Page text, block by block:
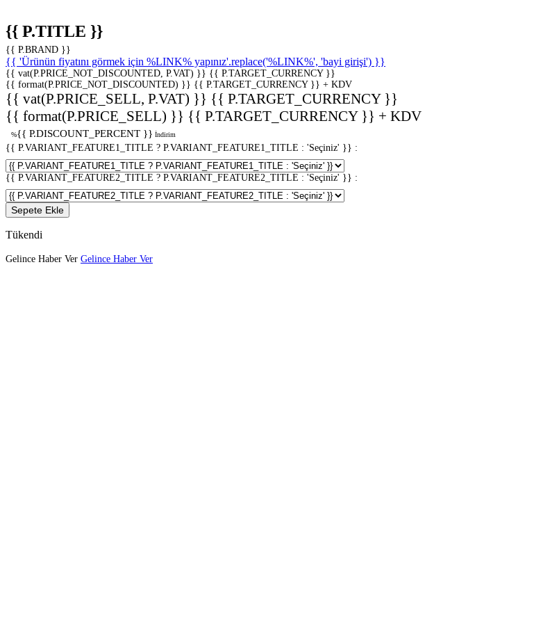
{{ P.TITLE }}
{{ P.BRAND }}
{{ 'Ürünün fiyatını görmek için %LINK% yapınız'.replace('%LINK%', 'bayi girişi') }}
{{ vat(P.PRICE_NOT_DISCOUNTED, P.VAT) }} {{ P.TARGET_CURRENCY }}
{{ format(P.PRICE_NOT_DISCOUNTED) }} {{ P.TARGET_CURRENCY }} + KDV
{{ vat(P.PRICE_SELL, P.VAT) }} {{ P.TARGET_CURRENCY }}
{{ format(P.PRICE_SELL) }} {{ P.TARGET_CURRENCY }} + KDV
%{{ P.DISCOUNT_PERCENT }} İndirim
{{ P.VARIANT_FEATURE1_TITLE ? P.VARIANT_FEATURE1_TITLE : 'Seçiniz' }} :
{{ P.VARIANT_FEATURE2_TITLE ? P.VARIANT_FEATURE2_TITLE : 'Seçiniz' }} :
Sepete Ekle
Tükendi
Gelince Haber Ver Gelince Haber Ver